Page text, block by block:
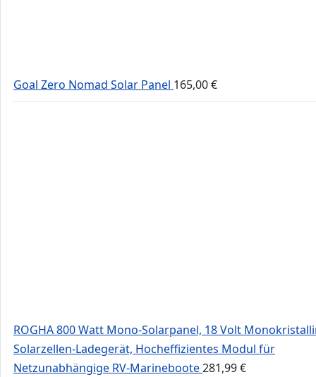
Goal Zero Nomad Solar Panel 165,00€
ROGHA 800 Watt Mono-Solarpanel, 18 Volt
Solarzellen-Ladegerät, Hocheffizientes Modul für
Netzunabhängige RV-Marineboote281,99€